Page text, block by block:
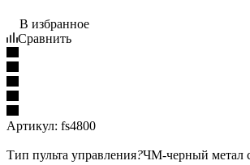
В избранное
Сравнить
Артикул: fs4800
Тип пульта управления?ЧМ-черный метал